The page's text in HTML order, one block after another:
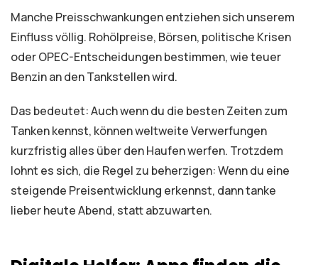
Manche Preisschwankungen entziehen sich unserem
Einfluss völlig. Rohölpreise, Börsen, politische Krisen
oder OPEC-Entscheidungen bestimmen, wie teuer
Benzin an den Tankstellen wird.
Das bedeutet: Auch wenn du die besten Zeiten zum
Tanken kennst, können weltweite Verwerfungen
kurzfristig alles über den Haufen werfen. Trotzdem
lohnt es sich, die Regel zu beherzigen: Wenn du eine
steigende Preisentwicklung erkennst, dann tanke
lieber heute Abend, statt abzuwarten.